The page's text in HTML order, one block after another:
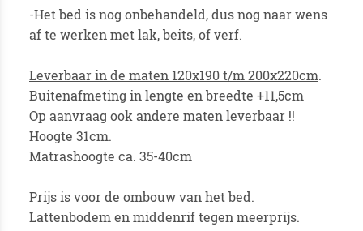
-Het bed is nog onbehandeld, dus nog naar wens
af te werken met lak, beits, of verf.
Leverbaar in de maten 120x190 t/m 200x220cm.
Buitenafmeting in lengte en breedte +11,5cm
Op aanvraag ook andere maten leverbaar !!
Hoogte 31cm.
Matrashoogte ca. 35-40cm
Prijs is voor de ombouw van het bed.
Lattenbodem en middenrif tegen meerprijs.